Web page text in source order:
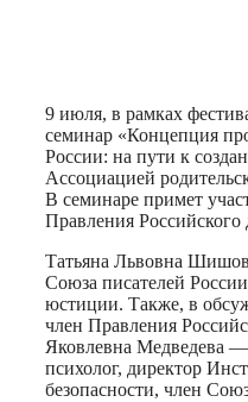
9 июля, в рамках
семинар «Концепция
России: на пути к
Ассоциацией
В семинаре примет
Правления Российского
Татьяна Львовна
Союза писателей
юстиции. Также, в
член Правления
Яковлевна Медведева
психолог, директор
безопасности, член